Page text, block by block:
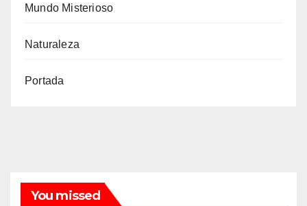
Mundo Misterioso
Naturaleza
Portada
You missed